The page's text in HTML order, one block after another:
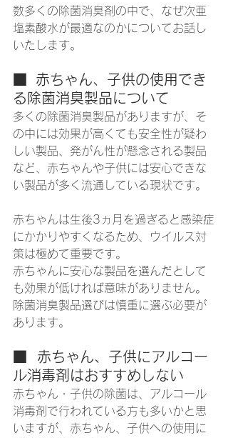
数多くの除菌消臭剤の中で、なぜ次亜
塩素酸水が最適なのかについてお話し
いたします。
■  赤ちゃん、子供の使用でき
る除菌消臭製品について
多くの除菌消臭製品がありますが、そ
の中には効果が高くても安全性が疑わ
しい製品、発がん性が懸念される製品
など、赤ちゃんや子供には安心できな
い製品が多く流通している現状です。
赤ちゃんは生後3ヵ月を過ぎると感染症
にかかりやすくなるため、ウイルス対
策は極めて重要です。
赤ちゃんに安心な製品を選んだとして
も効果が低ければ意味がありません。
除菌消臭製品選びは慎重に選ぶ必要が
あります。
■  赤ちゃん、子供にアルコー
ル消毒剤はおすすめしない
赤ちゃん・子供の除菌は、アルコール
消毒剤で行われている方も多いかと思
いますが、赤ちゃん、子供への使用に